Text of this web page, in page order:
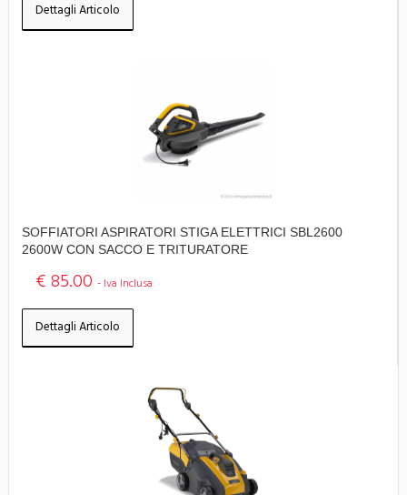
Dettagli Articolo
SOFFIATORI ASPIRATORI STIGA ELETTRICI SBL2600
2600W CON SACCO E TRITURATORE
€ 85.00 - Iva Inclusa
Dettagli Articolo